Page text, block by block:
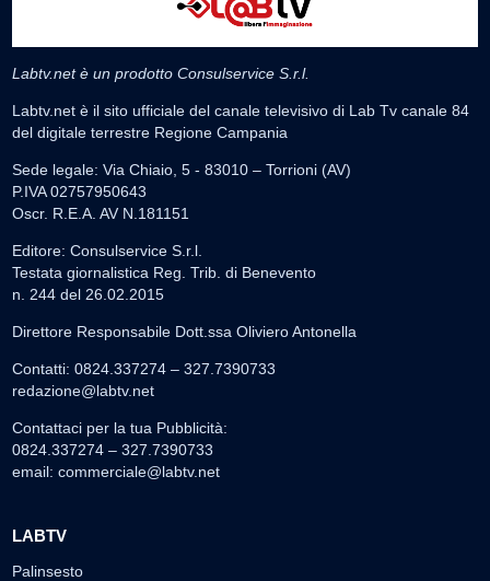
Labtv.net è un prodotto Consulservice S.r.l.
Labtv.net è il sito ufficiale del canale televisivo di Lab Tv canale 84
del digitale terrestre Regione Campania
Sede legale: Via Chiaio, 5 - 83010 – Torrioni (AV)
P.IVA 02757950643
Oscr. R.E.A. AV N.181151
Editore: Consulservice S.r.l.
Testata giornalistica Reg. Trib. di Benevento
n. 244 del 26.02.2015
Direttore Responsabile Dott.ssa Oliviero Antonella
Contatti: 0824.337274 – 327.7390733
redazione@labtv.net
Contattaci per la tua Pubblicità:
0824.337274 – 327.7390733
email: commerciale@labtv.net
LABTV
Palinsesto